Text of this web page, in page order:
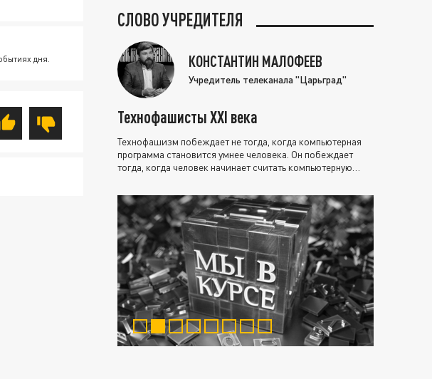
дня.
СЛОВО УЧРЕДИТЕЛЯ
КОНСТАНТИН МАЛОФЕЕВ
Учредитель телеканала "Царьград"
Технофашисты XXI века
Технофашизм побеждает не тогда, когда компьютерная
программа становится умнее человека. Он побеждает
тогда, когда человек начинает считать компьютерную